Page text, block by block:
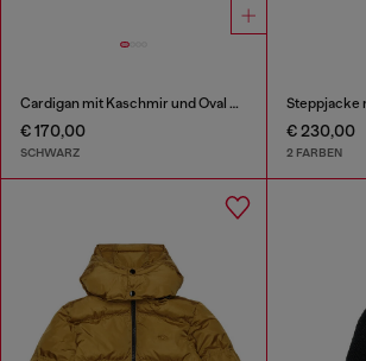
Cardigan mit Kaschmir und Oval D Logo
€ 170,00
SCHWARZ
€ 230,00
2 FARBEN